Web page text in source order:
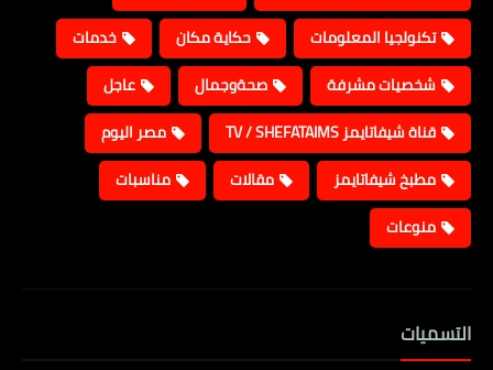
تكنولجيا المعلومات
حكاية مكان
خدمات
شخصيات مشرفة
صحةوجمال
عاجل
قناة شيفاتايمز TV / SHEFATAIMS
مصر اليوم
مطبخ شيفاتايمز
مقالات
مناسبات
منوعات
التسميات